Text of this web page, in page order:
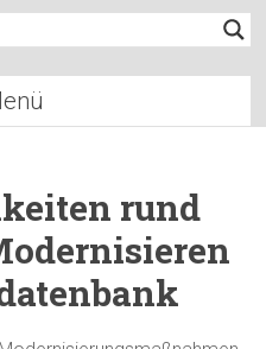
rund